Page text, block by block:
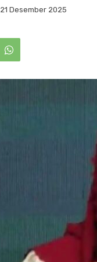
21 Desember 2025